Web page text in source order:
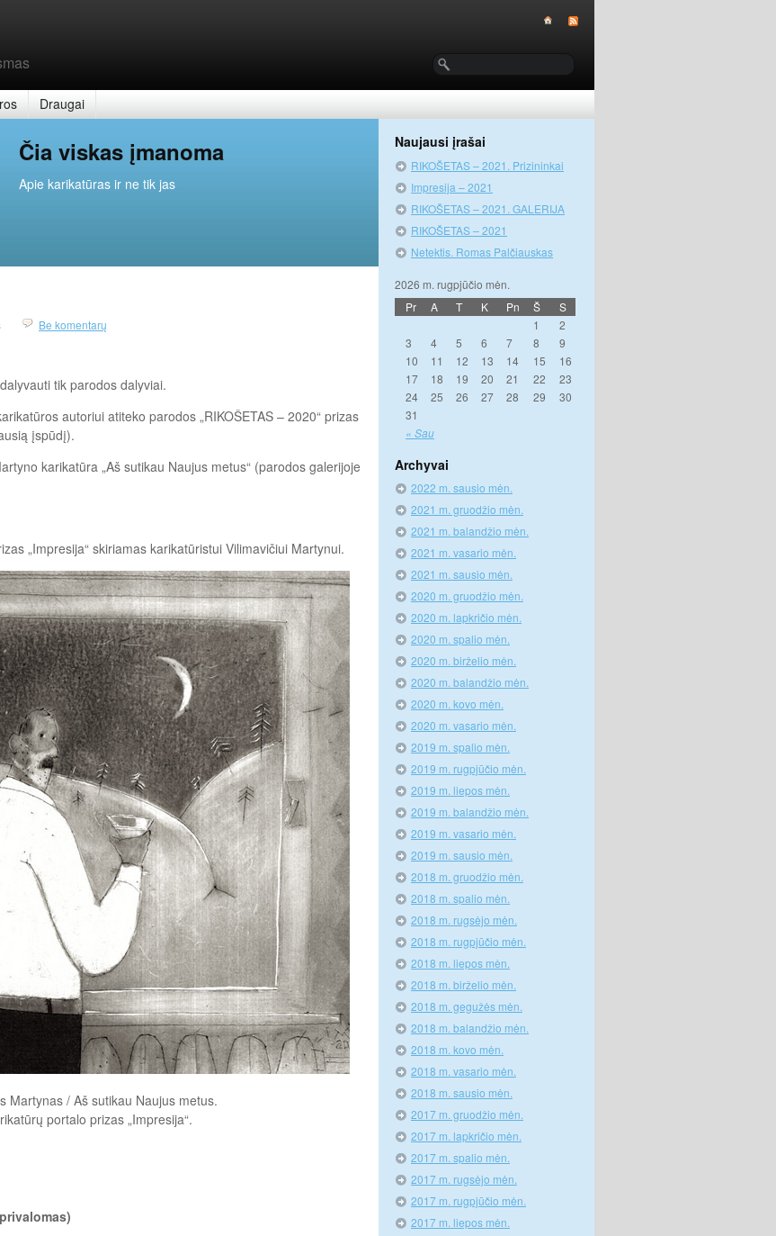
Draugai
Čia viskas įmanoma
Apie karikatūras ir ne tik jas
Be komentarų
tik parodos dalyviai.
autoriui atiteko parodos „RIKOŠETAS – 2020“ prizas
įspūdį).
karikatūra „Aš sutikau Naujus metus“ (parodos galerijoje
„Impresija“ skiriamas karikatūristui Vilimavičiui Martynui.
Martynas / Aš sutikau Naujus metus.
portalo prizas „Impresija“.
Naujausi įrašai
RIKOŠETAS – 2021. Prizininkai
Impresija – 2021
RIKOŠETAS – 2021. GALERIJA
RIKOŠETAS – 2021
Netektis. Romas Palčiauskas
2026 m. rugpjūčio mėn.
Pr
A T K Pn Š S
« Sau
1
2
3
4 5 6 7 8
9
10
11 12 13 14 15
16
17
18 19 20 21 22
23
24
25 26 27 28 29
30
31
Archyvai
2022 m. sausio mėn.
2021 m. gruodžio mėn.
2021 m. balandžio mėn.
2021 m. vasario mėn.
2021 m. sausio mėn.
2020 m. gruodžio mėn.
2020 m. lapkričio mėn.
2020 m. spalio mėn.
2020 m. birželio mėn.
2020 m. balandžio mėn.
2020 m. kovo mėn.
2020 m. vasario mėn.
2019 m. spalio mėn.
2019 m. rugpjūčio mėn.
2019 m. liepos mėn.
2019 m. balandžio mėn.
2019 m. vasario mėn.
2019 m. sausio mėn.
2018 m. gruodžio mėn.
2018 m. spalio mėn.
2018 m. rugsėjo mėn.
2018 m. rugpjūčio mėn.
2018 m. liepos mėn.
2018 m. birželio mėn.
2018 m. gegužės mėn.
2018 m. balandžio mėn.
2018 m. kovo mėn.
2018 m. vasario mėn.
2018 m. sausio mėn.
2017 m. gruodžio mėn.
2017 m. lapkričio mėn.
2017 m. spalio mėn.
2017 m. rugsėjo mėn.
2017 m. rugpjūčio mėn.
2017 m. liepos mėn.